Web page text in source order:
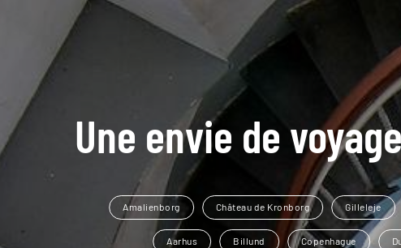
Une envie de
Amalienborg Château de Kronborg Gilleleje
Aarhus Billund Copenhague